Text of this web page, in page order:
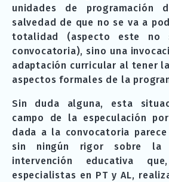
unidades de programación
salvedad de que no se va a
totalidad (aspecto este no
convocatoria), sino una
adaptación curricular al tener
aspectos formales de la
Sin duda alguna, esta
campo de la especulación
dada a la convocatoria
sin ningún rigor sobre la
intervención educativa
especialistas en PT y AL,